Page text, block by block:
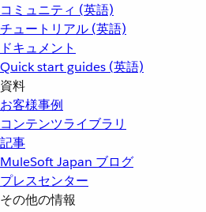
コミュニティ (英語)
チュートリアル (英語)
ドキュメント
Quick start guides (英語)
資料
お客様事例
コンテンツライブラリ
記事
MuleSoft Japan ブログ
プレスセンター
その他の情報